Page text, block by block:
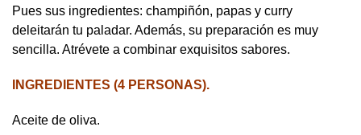
Pues sus ingredientes: champiñón, papas y curry
deleitarán tu paladar. Además, su preparación es muy
sencilla. Atrévete a combinar exquisitos sabores.
INGREDIENTES (4 PERSONAS).
Aceite de oliva.